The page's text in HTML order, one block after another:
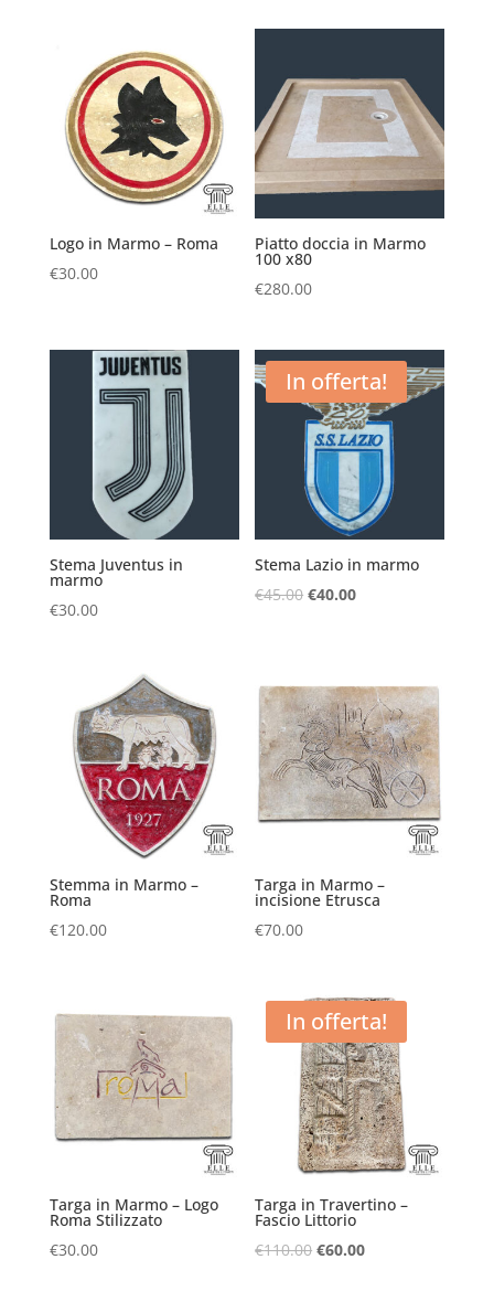
Logo in Marmo – Roma
€30.00
Piatto doccia in Marmo
100 x80
€280.00
Stema Juventus in
marmo
€30.00
In offerta!
Stema Lazio in marmo
€45.00 Il
€45.00.
€40.00Il
€40.00.
Stemma in Marmo –
Roma
€120.00
Targa in Marmo –
incisione Etrusca
€70.00
Targa in Marmo – Logo
Roma Stilizzato
€30.00
In offerta!
Targa in Travertino –
Fascio Littorio
€110.00 Il
€60.00Il